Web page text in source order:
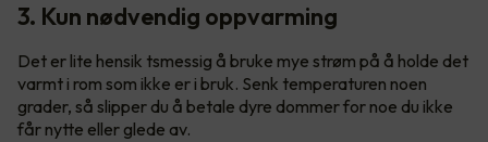
3. Kun nødvendig oppvarming
Det er lite hensik tsmessig å bruke mye strøm på å holde det
varmt i rom som ikke er i bruk. Senk temperaturen noen
grader, så slipper du å betale dyre dommer for noe du ikke
får nytte eller glede av.